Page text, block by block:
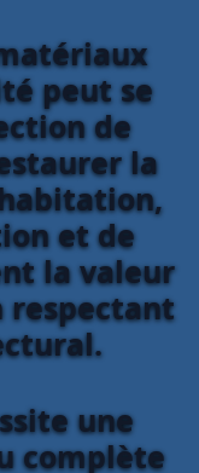
peut se
de
la
et de
la valeur
respectant
une
complète